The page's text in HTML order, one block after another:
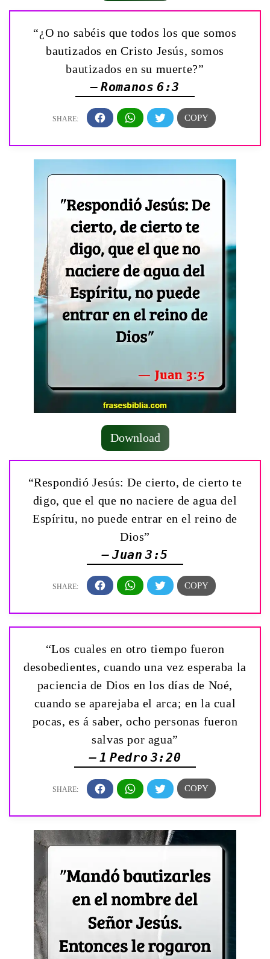
“¿O no sabéis que todos los que somos
bautizados en Cristo Jesús, somos
bautizados en su muerte?”
— Romanos 6:3
Download
“Respondió Jesús: De cierto, de cierto te
digo, que el que no naciere de agua del
Espíritu, no puede entrar en el reino de
Dios”
— Juan 3:5
“Los cuales en otro tiempo fueron
desobedientes, cuando una vez esperaba la
paciencia de Dios en los días de Noé,
cuando se aparejaba el arca; en la cual
pocas, es á saber, ocho personas fueron
salvas por agua”
— 1 Pedro 3:20